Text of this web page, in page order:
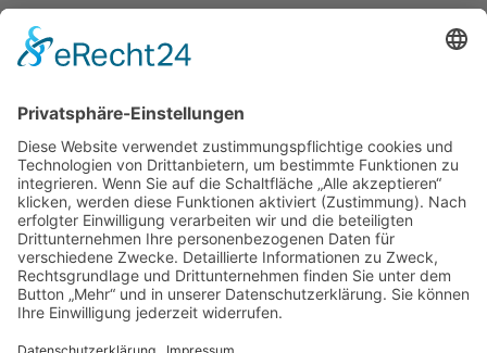
Förderer: